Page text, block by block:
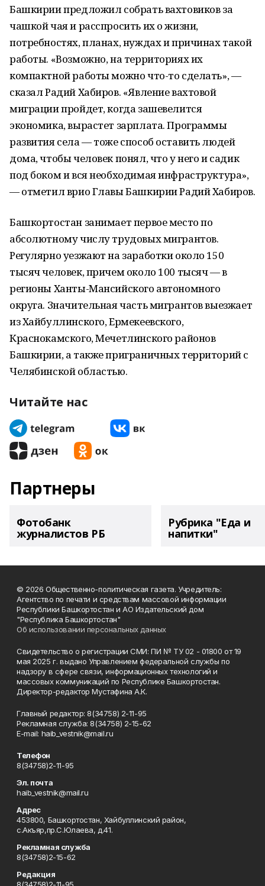
Башкирии предложил собрать вахтовиков за
чашкой чая и расспросить их о жизни,
потребностях, планах, нуждах и причинах такой
работы. «Возможно, на территориях их
компактной работы можно что-то сделать», —
сказал Радий Хабиров. «Явление вахтовой
миграции пройдет, когда зашевелится
экономика, вырастет зарплата. Программы
развития села — тоже способ оставить людей
дома, чтобы человек понял, что у него и садик
под боком и вся необходимая инфраструктура»,
— отметил врио Главы Башкирии Радий Хабиров.
Башкортостан занимает первое место по
абсолютному числу трудовых мигрантов.
Регулярно уезжают на заработки около 150
тысяч человек, причем около 100 тысяч — в
регионы Ханты-Мансийского автономного
округа. Значительная часть мигрантов выезжает
из Хайбуллинского, Ермекеевского,
Краснокамского, Мечетлинского районов
Башкирии, а также приграничных территорий с
Челябинской областью.
Читайте нас
Партнеры
Фотобанк
журналистов РБ
Рубрика "Еда и
напитки"
© 2026 Общественно-политическая газета. Учредитель:
Агентство по печати и средствам массовой информации
Республики Башкортостан и АО Издательский дом
"Республика Башкортостан"
Об использовании персональных данных
Свидетельство о регистрации СМИ: ПИ № ТУ 02 - 01800 от 19
мая 2025 г. выдано Управлением федеральной службы по
надзору в сфере связи, информационных технологий и
массовых коммуникаций по Республике Башкортостан.
Директор-редактор Мустафина А.К.
Главный редактор: 8(34758) 2-11-95
Рекламная служба: 8(34758) 2-15-62
Е-mаil: haib_vestnik@mail.ru
Телефон
8(34758)2-11-95
Эл. почта
haib_vestnik@mail.ru
Адрес
453800, Башкортостан, Хайбуллинский район,
с.Акъяр,пр.С.Юлаева, д.41.
Рекламная служба
8(34758)2-15-62
Редакция